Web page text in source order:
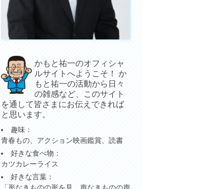
かもと祐一のオフィシャ
ルサイトへようこそ！ か
もと祐一の活動から日々
の雑感など、このサイト
を通して皆さまにお伝えできれば
と思います。
趣味：
青春もの、アクション映画鑑賞、読書
好きな食べ物：
カツカレーライス
好きな言葉：